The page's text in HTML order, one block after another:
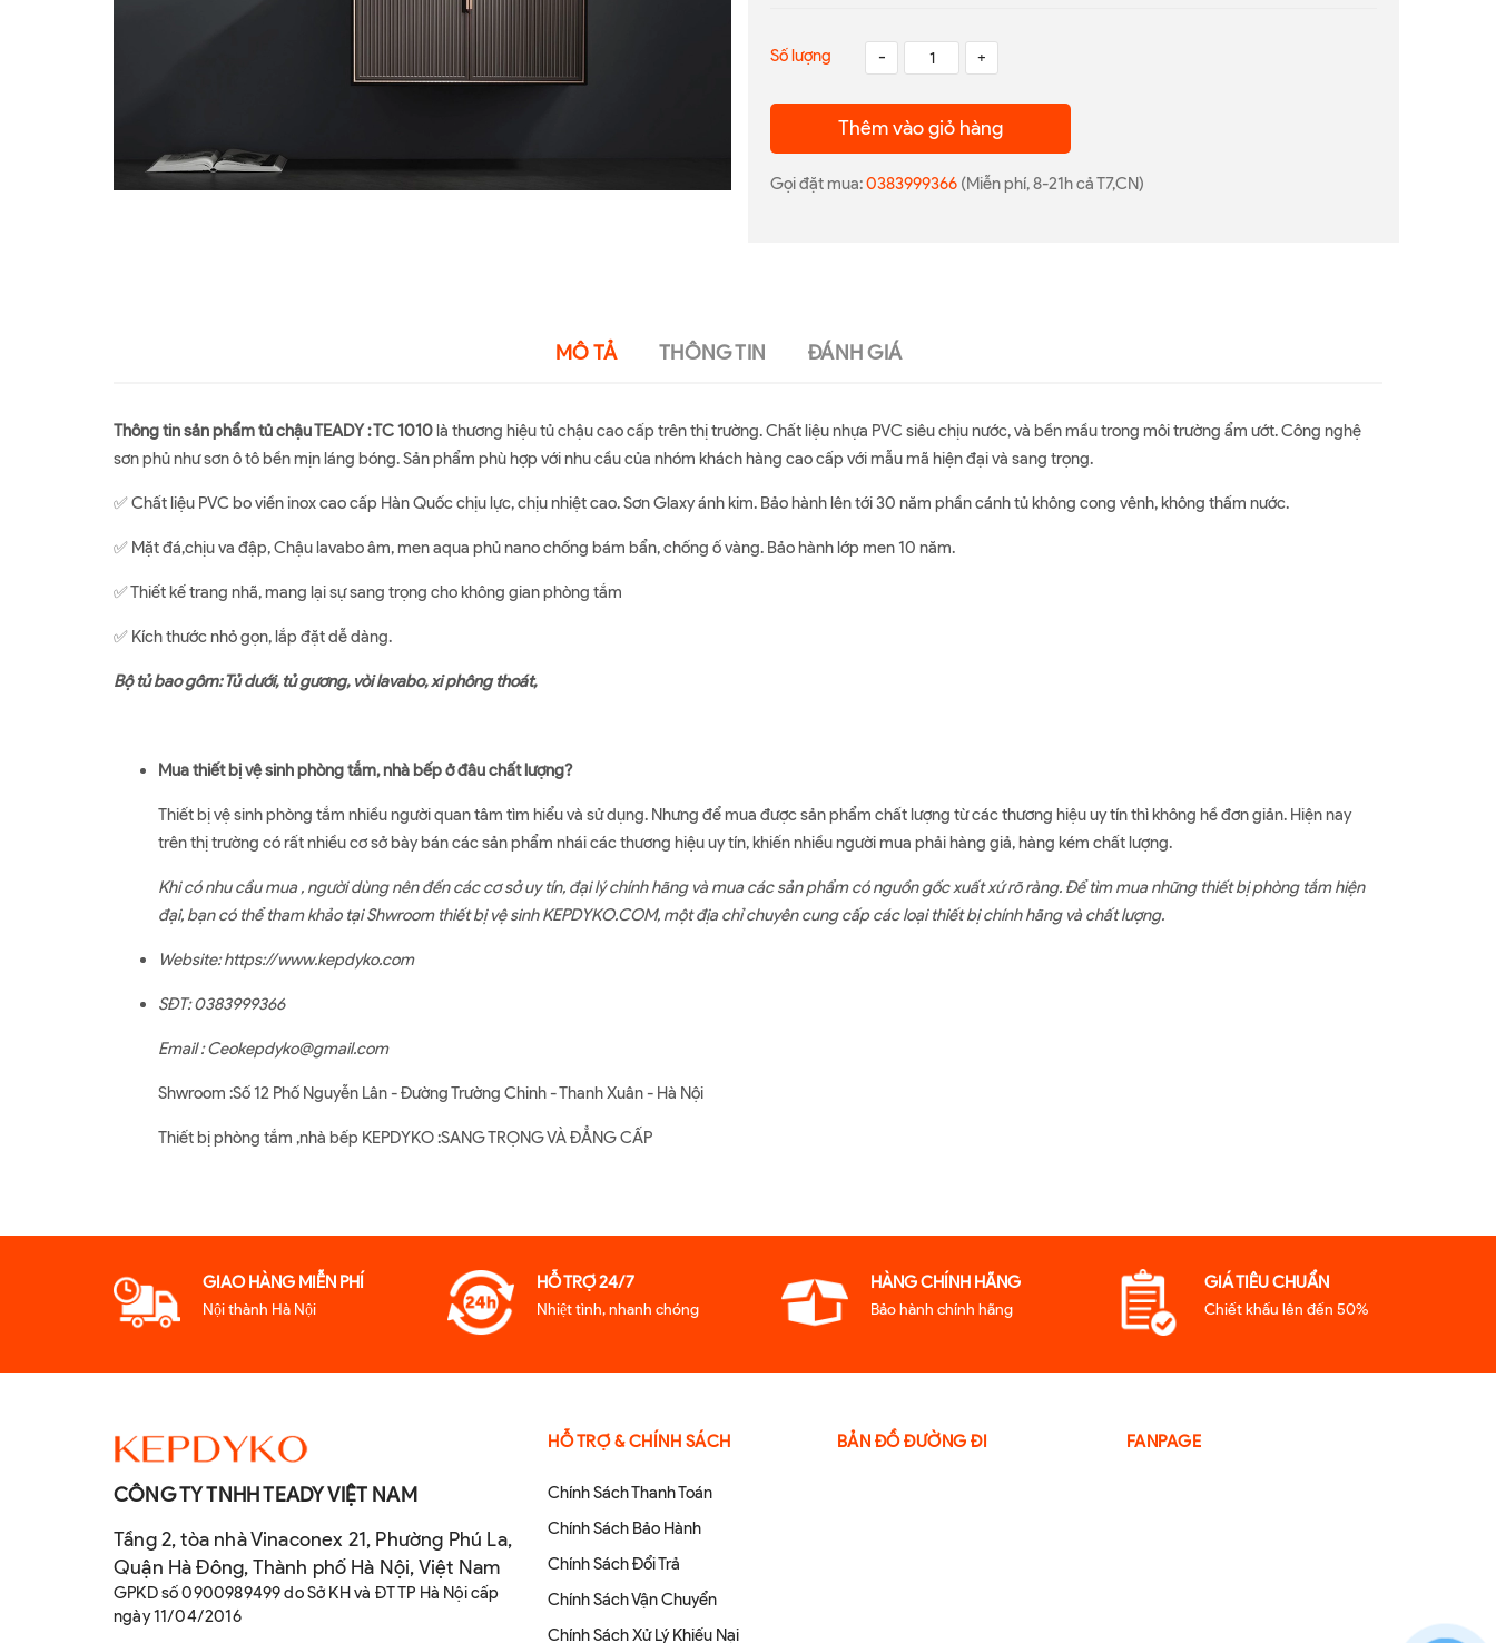
Số lượng - +
Thêm vào giỏ hàng
Gọi đặt mua:0383999366 (Miễn phí, 8-21h cả T7,CN)
MÔ TẢ THÔNG TIN ĐÁNH GIÁ
Thông tin sản phẩm tủ chậu TEADY : TC 1010là thương hiệu tủ chậu cao cấp trên thị trường. Chất liệu nhựa PVC siêu chịu nước, và bền mầu trong môi trường ẩm ướt. Công nghệ
sơn phủ như sơn ô tô bền mịn láng bóng. Sản phẩm phù hợp với nhu cầu của nhóm khách hàng cao cấp với mẫu mã hiện đại và sang trọng.
✅ Chất liệu PVC bo viền inox cao cấp Hàn Quốc chịu lực, chịu nhiệt cao. Sơn Glaxy ánh kim. Bảo hành lên tới 30 năm phần cánh tủ không cong vênh, không thấm nước.
✅ Mặt đá,chịu va đập, Chậu lavabo âm, men aqua phủ nano chống bám bẩn, chống ố vàng. Bảo hành lớp men 10 năm.
✅ Thiết kế trang nhã, mang lại sự sang trọng cho không gian phòng tắm
✅ Kích thước nhỏ gọn, lắp đặt dễ dàng.
Bộ tủ bao gôm: Tủ dưới, tủ gương, vòi lavabo, xi phông thoát,
Mua thiết bị vệ sinh phòng tắm, nhà bếp ở đâu chất lượng?
Thiết bị vệ sinh phòng tắm nhiều người quan tâm tìm hiểu và sử dụng. Nhưng để mua được sản phẩm chất lượng từ các thương hiệu uy tín thì không hề đơn giản. Hiện nay
trên thị trường có rất nhiều cơ sở bày bán các sản phẩm nhái các thương hiệu uy tín, khiến nhiều người mua phải hàng giả, hàng kém chất lượng.
Khi có nhu cầu mua , người dùng nên đến các cơ sở uy tín, đại lý chính hãng và mua các sản phẩm có nguồn gốc xuất xứ rõ ràng. Để tìm mua những thiết bị phòng tắm hiện
đại, bạn có thể tham khảo tại Shwroom thiết bị vệ sinh KEPDYKO.COM, một địa chỉ chuyên cung cấp các loại thiết bị chính hãng và chất lượng.
Website: https://www.kepdyko.com
SĐT: 0383999366
Email : Ceokepdyko@gmail.com
Shwroom :Số 12 Phố Nguyễn Lân - Đường Trường Chinh - Thanh Xuân - Hà Nội
Thiết bị phòng tắm ,nhà bếp KEPDYKO :SANG TRỌNG VÀ ĐẲNG CẤP
GIAO HÀNG MIỄN PHÍ
Nội thành Hà Nội
HỖ TRỢ 24/7
Nhiệt tình, nhanh chóng
HÀNG CHÍNH HÃNG
Bảo hành chính hãng
GIÁ TIÊU CHUẨN
Chiết khấu lên đến 50%
CÔNG TY TNHH TEADY VIỆT NAM
Tầng 2, tòa nhà Vinaconex 21, Phường Phú La,
Quận Hà Đông, Thành phố Hà Nội, Việt Nam
GPKD số 0900989499 do Sở KH và ĐT TP Hà Nội cấp
ngày 11/04/2016
HỖ TRỢ & CHÍNH SÁCH
Chính Sách Thanh Toán
Chính Sách Bảo Hành
Chính Sách Đổi Trả
Chính Sách Vận Chuyển
Chính Sách Xử Lý Khiếu Nại
BẢN ĐỒ ĐƯỜNG ĐI FANPAGE